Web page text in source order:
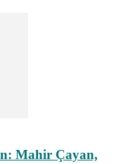
Mahir Çayan,